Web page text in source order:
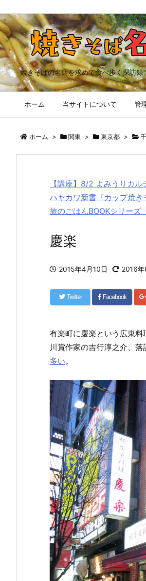
焼きそばの名店を求めて食べ歩く探訪
ホーム 当サイトについて 管
ホーム > 関東 > 東京都 >
【講座】8/2 よみうりカ
ハヤカワ新書『カップ焼き
旅のごはんBOOKシリーズ
慶楽
2015年4月10日 2016年
Twitter Facebook
有楽町に慶楽という広東
川賞作家の吉行淳之介、
多い。